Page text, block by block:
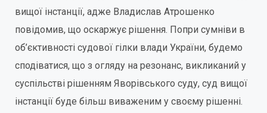
вищої інстанції, адже Владислав Атрошенко
повідомив, що оскаржує рішення. Попри сумніви в
об’єктивності судової гілки влади України, будемо
сподіватися, що з огляду на резонанс, викликаний у
суспільстві рішенням Яворівського суду, суд вищої
інстанції буде більш виваженим у своєму рішенні.